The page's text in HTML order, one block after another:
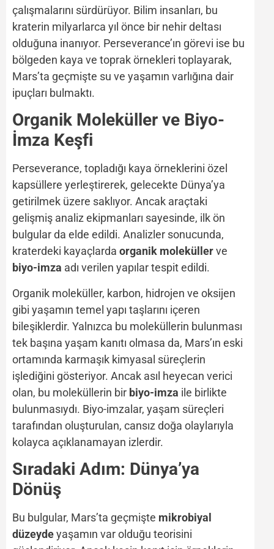
çalışmalarını sürdürüyor. Bilim insanları, bu
kraterin milyarlarca yıl önce bir nehir deltası
olduğuna inanıyor. Perseverance’ın görevi ise bu
bölgeden kaya ve toprak örnekleri toplayarak,
Mars’ta geçmişte su ve yaşamın varlığına dair
ipuçları bulmaktı.
Organik Moleküller ve Biyo-
İmza Keşfi
Perseverance, topladığı kaya örneklerini özel
kapsüllere yerleştirerek, gelecekte Dünya’ya
getirilmek üzere saklıyor. Ancak araçtaki
gelişmiş analiz ekipmanları sayesinde, ilk ön
bulgular da elde edildi. Analizler sonucunda,
kraterdeki kayaçlarda organik moleküllerve
biyo-imza adı verilen yapılar tespit edildi.
Organik moleküller, karbon, hidrojen ve oksijen
gibi yaşamın temel yapı taşlarını içeren
bileşiklerdir. Yalnızca bu moleküllerin bulunması
tek başına yaşam kanıtı olmasa da, Mars’ın eski
ortamında karmaşık kimyasal süreçlerin
işlediğini gösteriyor. Ancak asıl heyecan verici
olan, bu moleküllerin bir biyo-imza ile birlikte
bulunmasıydı. Biyo-imzalar, yaşam süreçleri
tarafından oluşturulan, cansız doğa olaylarıyla
kolayca açıklanamayan izlerdir.
Sıradaki Adım: Dünya’ya
Dönüş
Bu bulgular, Mars’ta geçmişte mikrobiyal
düzeydeyaşamın var olduğu teorisini